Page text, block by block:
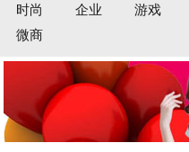
时尚
企业 游戏
微商